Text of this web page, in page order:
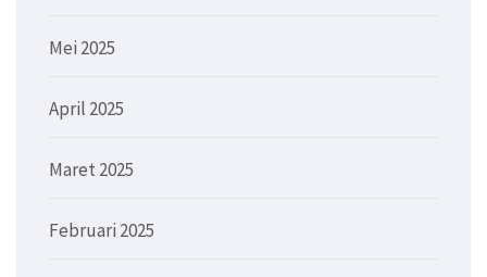
Mei 2025
April 2025
Maret 2025
Februari 2025